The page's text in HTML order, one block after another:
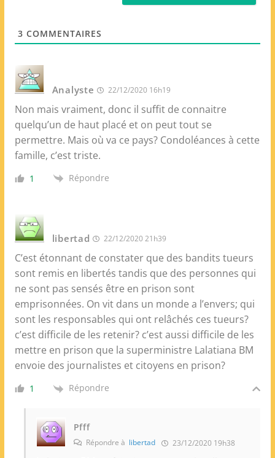
3 COMMENTAIRES
Analyste 22/12/2020 16h19
Non mais vraiment, donc il suffit de connaitre
quelqu’un de haut placé et on peut tout se
permettre. Mais où va ce pays? Condoléances à cette
famille, c’est triste.
1 Répondre
libertad 22/12/2020 21h39
C’est étonnant de constater que des bandits tueurs
sont remis en libertés tandis que des personnes qui
ne sont pas sensés être en prison sont
emprisonnées. On vit dans un monde a l’envers; qui
sont les responsables qui ont relâchés ces tueurs?
c’est difficile de les retenir? c’est aussi difficile de les
mettre en prison que la superministre Lalatiana BM
envoie des journalistes et citoyens en prison?
1 Répondre
Pfff
Répondre à libertad 23/12/2020 19h38